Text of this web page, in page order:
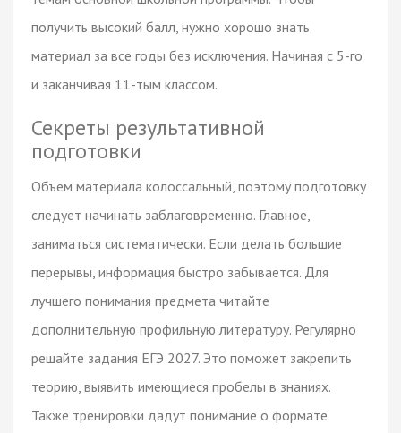
получить высокий балл, нужно хорошо знать
материал за все годы без исключения. Начиная с 5-го
и заканчивая 11-тым классом.
Секреты результативной
подготовки
Объем материала колоссальный, поэтому подготовку
следует начинать заблаговременно. Главное,
заниматься систематически. Если делать большие
перерывы, информация быстро забывается. Для
лучшего понимания предмета читайте
дополнительную профильную литературу. Регулярно
решайте задания ЕГЭ 2027. Это поможет закрепить
теорию, выявить имеющиеся пробелы в знаниях.
Также тренировки дадут понимание о формате